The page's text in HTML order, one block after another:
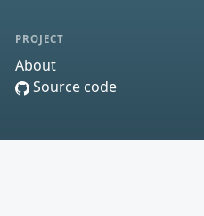
PROJECT
About
Source code